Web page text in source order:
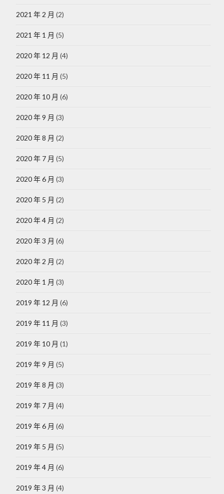
2021 年 2 月 (2)
2021 年 1 月 (5)
2020 年 12 月 (4)
2020 年 11 月 (5)
2020 年 10 月 (6)
2020 年 9 月 (3)
2020 年 8 月 (2)
2020 年 7 月 (5)
2020 年 6 月 (3)
2020 年 5 月 (2)
2020 年 4 月 (2)
2020 年 3 月 (6)
2020 年 2 月 (2)
2020 年 1 月 (3)
2019 年 12 月 (6)
2019 年 11 月 (3)
2019 年 10 月 (1)
2019 年 9 月 (5)
2019 年 8 月 (3)
2019 年 7 月 (4)
2019 年 6 月 (6)
2019 年 5 月 (5)
2019 年 4 月 (6)
2019 年 3 月 (4)